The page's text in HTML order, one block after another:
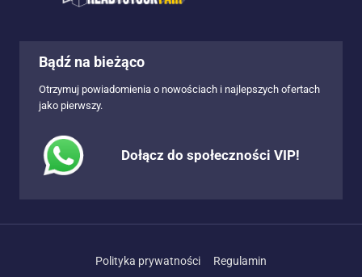
Bądź na bieżąco
Otrzymuj powiadomienia o nowościach i najlepszych ofertach
jako pierwszy.
Dołącz do społeczności VIP!
Polityka prywatności Regulamin